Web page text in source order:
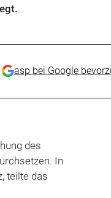
asp bei Google
des
In
teilte das